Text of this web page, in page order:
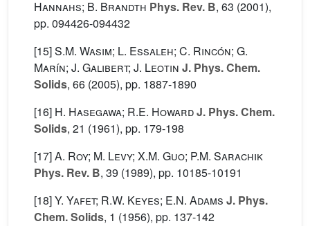
Hannahs; B. Brandth Phys. Rev. B, 63 (2001),
pp. 094426-094432
[15]S.M. Wasim; L. Essaleh; C. Rincón; G.
Marín; J. Galibert; J. Leotin J. Phys. Chem.
Solids, 66 (2005), pp. 1887-1890
[16] H. Hasegawa; R.E. HowardJ. Phys. Chem.
Solids, 21 (1961), pp. 179-198
[17]A. Roy; M. Levy; X.M. Guo; P.M. Sarachik
Phys. Rev. B, 39 (1989), pp. 10185-10191
[18]Y. Yafet; R.W. Keyes; E.N. Adams J. Phys.
Chem. Solids, 1 (1956), pp. 137-142